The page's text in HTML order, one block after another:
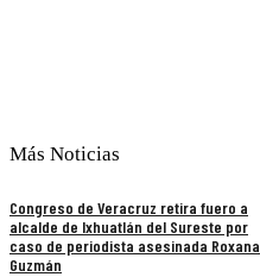
Más Noticias
Congreso de Veracruz retira fuero a
alcalde de Ixhuatlán del Sureste por
caso de periodista asesinada Roxana
Guzmán